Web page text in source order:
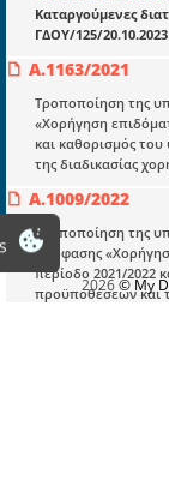
Καταργούμενες
ΓΔΟΥ/125/
Α.1163/2021
Τροποποίηση της
«Χορήγηση
και καθορισμός
της διαδικασίας
Α.1009/2022
Τροποποίηση της
απόφασης
περίοδο 2021/2022
προϋποθέσεων και
Εγγραφή
Οδηγίες Εγγραφής
Βοηθός Αναζήτησης
Οροι χρησης
2026© My